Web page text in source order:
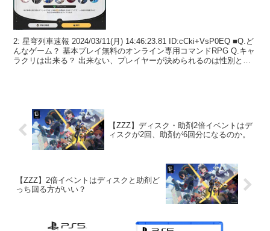
2: 星穹列車速報 2024/03/11(月) 14:46:23.81 ID:cCki+VsP0EQ ■Q.ど
んなゲーム？ 基本プレイ無料のオンライン専用コマンドRPG Q.キャ
ラクリは出来る？ 出来ない、プレイヤーが決められるのは性別と
【ZZZ】ディスク・助剤2倍イベントはデ
ィスクが2回、助剤が6回分になるのか。
【ZZZ】2倍イベントはディスクと助剤ど
っち回る方がいい？